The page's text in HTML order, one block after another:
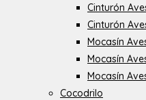
Cinturón
Cinturón
Mocasín
Mocasín
Mocasín
Cocodrilo